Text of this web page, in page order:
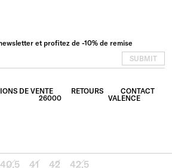
40.5 41 42 42.5
DE VENTE RETOURS
CONTACT
26000 VALENCE
et profitez de -10% de remise
SUBMIT